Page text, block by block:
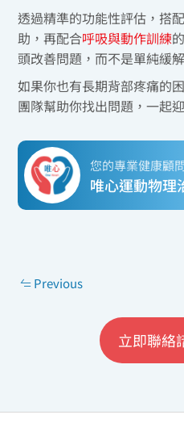
透過精準的功能性評估，搭
助，再配合呼吸與動作訓練
頭改善問題，而不是單純緩
如果你也有長期背部疼痛的
團隊幫助你找出問題，一起
您的專業健康顧
唯心運動物理
Previous
立即聯絡